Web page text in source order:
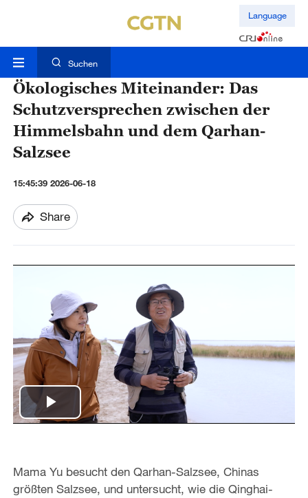
Language
Suchen
Ökologisches Miteinander: Das
Schutzversprechen zwischen der
Himmelsbahn und dem Qarhan-
Salzsee
15:45:39 2026-06-18
Share
P
a
Mama Yu besucht den Qarhan-Salzsee, Chinas
größten Salzsee, und untersucht, wie die Qinghai-